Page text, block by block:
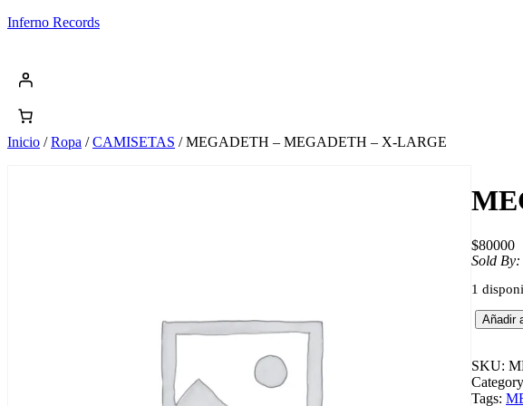
Saltar
Inferno Records
Inicio /Ropa /CAMISETAS / MEGADETH – MEGADETH – X-LARGE
$80000
Sold By:
1
M
E
A
D
E
Añadir
SKU:
Tags: